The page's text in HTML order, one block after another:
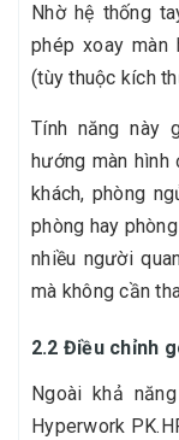
Nhờ hệ thống
phép xoay màn
(tùy thuộc kích
Tính năng này
hướng màn
khách, phòng
phòng hay
nhiều người
mà không cần
2.2 Điều chỉnh
Ngoài khả
Hyperwork